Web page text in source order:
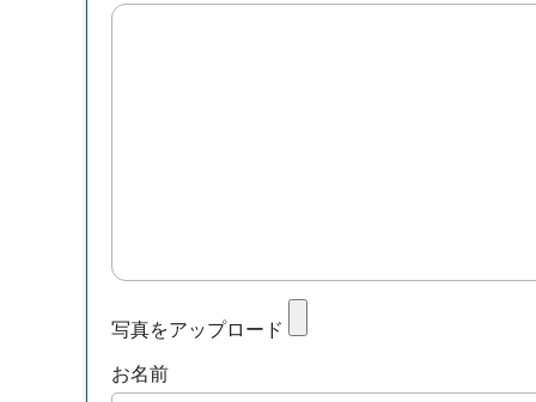
写真をアップロード
お名前